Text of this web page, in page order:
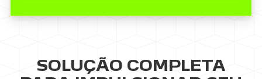
SOLUÇÃO COMPLETA